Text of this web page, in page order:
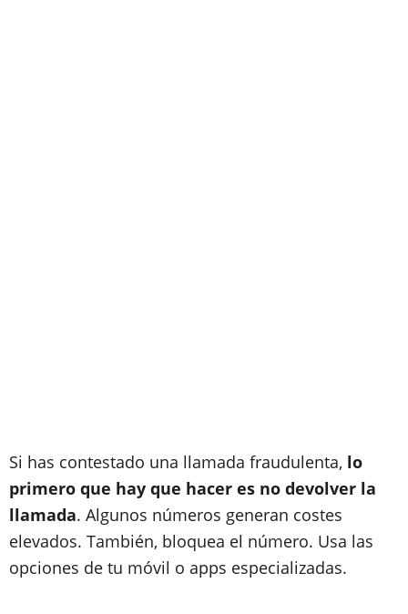
Si has contestado una llamada fraudulenta, lo
primero que hay que hacer es no devolver la
llamada. Algunos números generan costes
elevados. También, bloquea el número. Usa las
opciones de tu móvil o apps especializadas.